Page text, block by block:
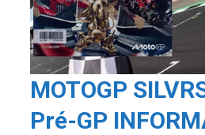
MOTOGP
Pré-GP